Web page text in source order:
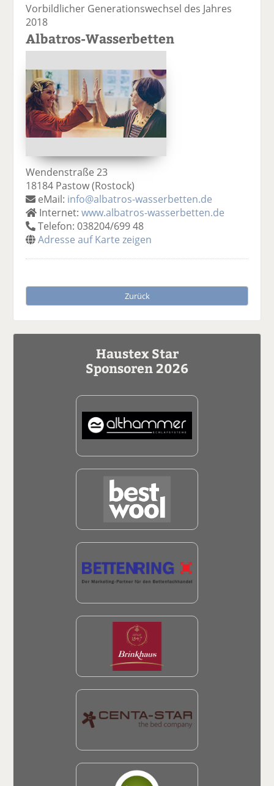
Vorbildlicher Generationswechsel des Jahres
2018
Albatros-Wasserbetten
Wendenstraße 23
18184 Pastow (Rostock)
eMail: info@albatros-wasserbetten.de
Internet:www.albatros-wasserbetten.de
Telefon: 038204/699 48
Adresse auf Karte zeigen
Zurück
Haustex Star
Sponsoren 2026